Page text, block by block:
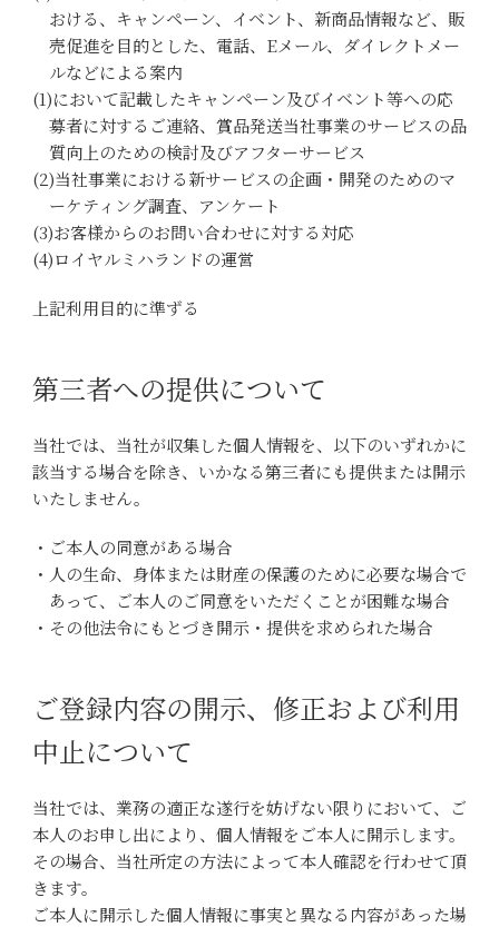
おける、キャンペーン、イベント、新商品情報など、販
売促進を目的とした、電話、Eメール、ダイレクトメー
ルなどによる案内
(1)において記載したキャンペーン及びイベント等への応
募者に対するご連絡、賞品発送当社事業のサービスの品
質向上のための検討及びアフターサービス
(2)当社事業における新サービスの企画・開発のためのマ
ーケティング調査、アンケート
(3)お客様からのお問い合わせに対する対応
(4)ロイヤルミハランドの運営
上記利用目的に準ずる
第三者への提供について
当社では、当社が収集した個人情報を、以下のいずれかに
該当する場合を除き、いかなる第三者にも提供または開示
いたしません。
・ご本人の同意がある場合
・人の生命、身体または財産の保護のために必要な場合で
あって、ご本人のご同意をいただくことが困難な場合
・その他法令にもとづき開示・提供を求められた場合
ご登録内容の開示、修正および利用
中止について
当社では、業務の適正な遂行を妨げない限りにおいて、ご
本人のお申し出により、個人情報をご本人に開示します。
その場合、当社所定の方法によって本人確認を行わせて頂
きます。
ご本人に開示した個人情報に事実と異なる内容があった場